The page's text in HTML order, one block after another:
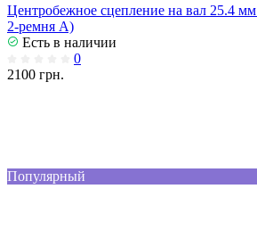
Центробежное сцепление на вал 25.4
2-ремня А)
Есть в наличии
0
2100 грн.
Популярный